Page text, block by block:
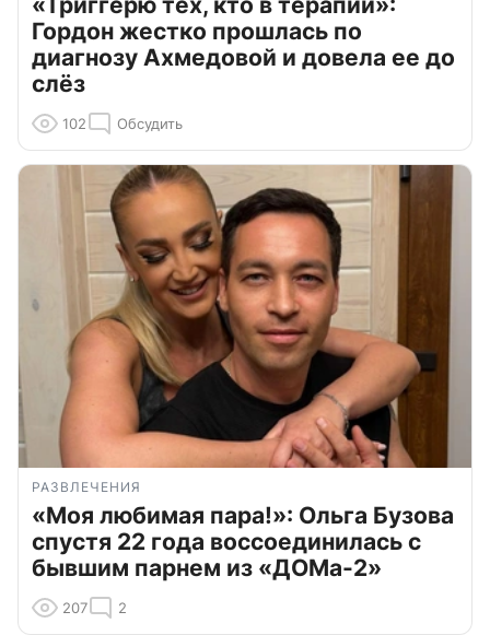
Гордон жестко прошлась по
диагнозу Ахмедовой и довела ее до
слёз
102 Обсудить
РАЗВЛЕЧЕНИЯ
«Моя любимая пара!»: Ольга Бузова
спустя 22 года воссоединилась с
бывшим парнем из «ДОМа-2»
207 2